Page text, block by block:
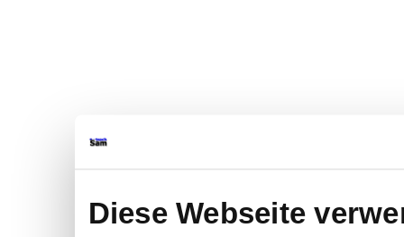
Diese Webseite